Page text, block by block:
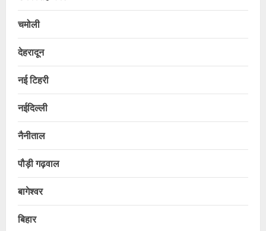
चमोली
देहरादून
नई टिहरी
नईदिल्ली
नैनीताल
पौड़ी गढ़वाल
बागेश्वर
बिहार